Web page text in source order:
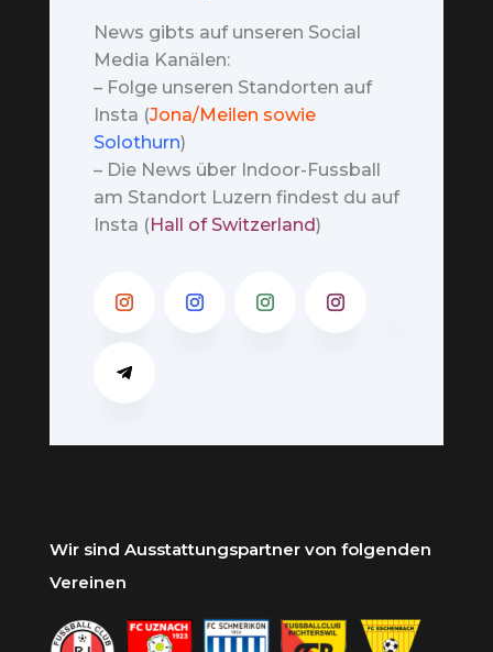
News gibts auf unseren Social
Media Kanälen:
– Folge unseren Standorten auf
Insta (Jona/Meilen sowie
Solothurn)
– Die News über Indoor-Fussball
am Standort Luzern findest du auf
Insta (Hall of Switzerland)
Wir sind Ausstattungspartner von folgenden
Vereinen